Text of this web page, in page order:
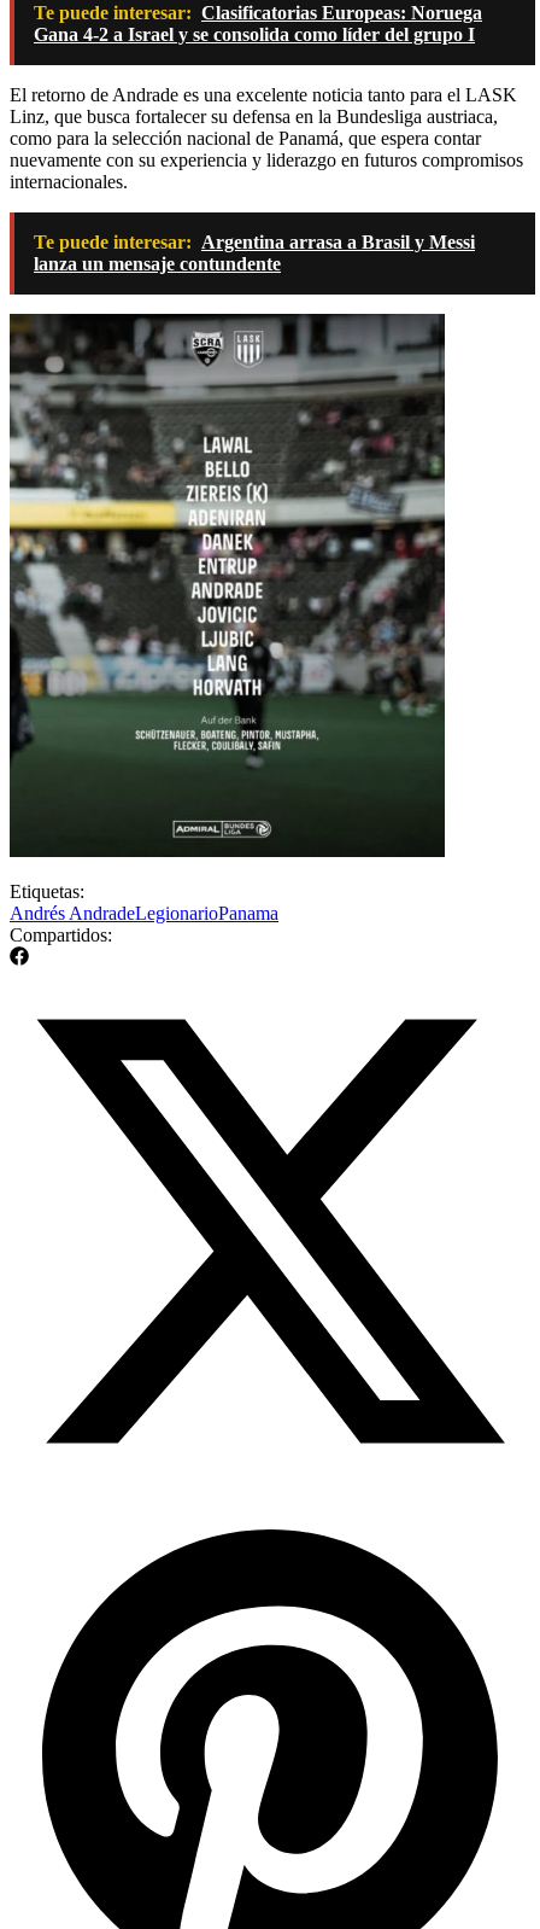
Te puede interesar: Clasificatorias Europeas: Noruega
Gana 4-2 a Israel y se consolida como líder del grupo I
El retorno de Andrade es una excelente noticia tanto para el LASK
Linz, que busca fortalecer su defensa en la Bundesliga austriaca,
como para la selección nacional de Panamá, que espera contar
nuevamente con su experiencia y liderazgo en futuros compromisos
internacionales.
Te puede interesar: Argentina arrasa a Brasil y Messi
lanza un mensaje contundente
Etiquetas:
Andrés AndradeLegionarioPanama
Compartidos: